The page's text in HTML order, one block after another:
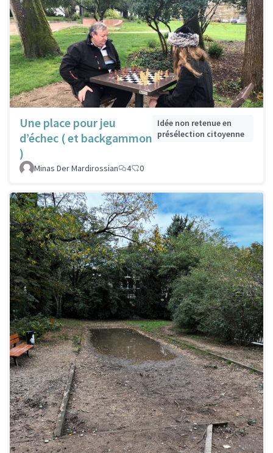
Une place pour jeu
d’échec ( et backgammon
)
Idée non retenue en
présélection citoyenne
Minas Der Mardirossian 4 0